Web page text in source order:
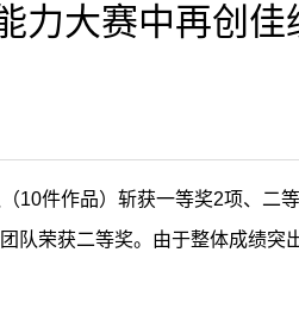
力大赛中再创佳
件作品）斩获一等奖2项、二
队荣获二等奖。由于整体成绩突